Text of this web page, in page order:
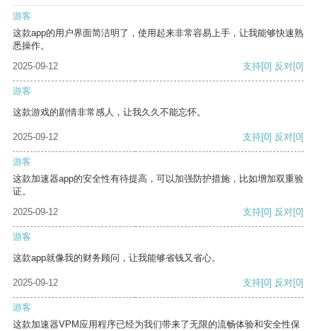
游客
这款app的用户界面简洁明了，使用起来非常容易上手，让我能够快速熟
悉操作。
2025-09-12
支持[0] 反对[0]
游客
这款游戏的剧情非常感人，让我久久不能忘怀。
2025-09-12 支持[0] 反对[0]
游客
这款加速器app的安全性有待提高，可以加强防护措施，比如增加双重验
证。
2025-09-12
支持[0] 反对[0]
游客
这款app就像我的财务顾问，让我能够省钱又省心。
2025-09-12 支持[0] 反对[0]
游客
这款加速器VPM应用程序已经为我们带来了无限的流畅体验和安全性保